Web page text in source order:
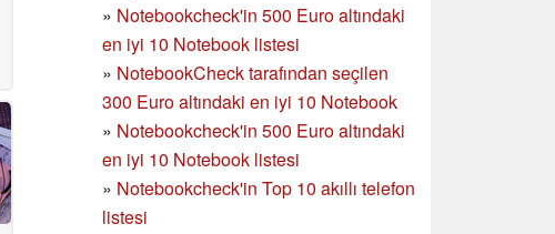
» Notebookcheck'in 500 Euro altındaki
en iyi 10 Notebook listesi
» NotebookCheck tarafından seçilen
300 Euro altındaki en iyi 10 Notebook
» Notebookcheck'in 500 Euro altındaki
en iyi 10 Notebook listesi
» Notebookcheck'in Top 10 akıllı telefon
listesi